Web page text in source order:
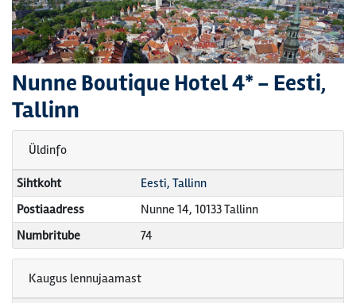
Nunne Boutique Hotel4* - Eesti,
Tallinn
Üldinfo
Sihtkoht
Eesti, Tallinn
Postiaadress
Nunne 14, 10133 Tallinn
Numbritube
74
Kaugus lennujaamast